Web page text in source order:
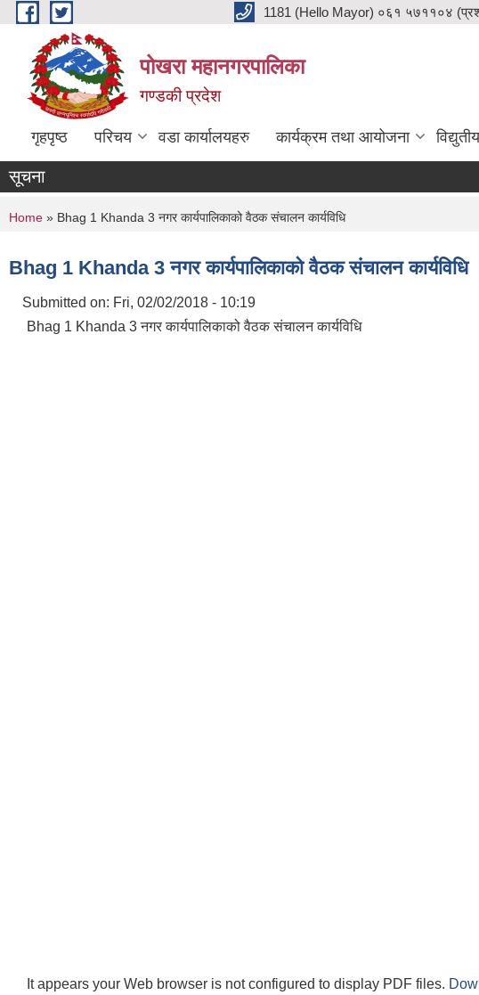
Skip to main content 1181 (Hello Mayor) ०६१ ५७११०४
पोखरा महानगरपालिका
गण्डकी प्रदेश
गृहपृष्ठ परिचय वडा कार्यालयहरु कार्यक्रम तथा आयोजना
सूचना
You are here
Home » Bhag 1 Khanda 3 नगर कार्यपालिकाको वैठक संचालन कार्यविधि
Bhag 1 Khanda 3 नगर कार्यपालिकाको वैठक संचालन कार्यविधि
Submitted on: Fri, 02/02/2018 - 10:19
Bhag 1 Khanda 3 नगर कार्यपालिकाको वैठक संचालन कार्यविधि
It appears your Web browser is not configured to display PDF files.